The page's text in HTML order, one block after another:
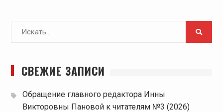
Поиск
СВЕЖИЕ ЗАПИСИ
Обращение главного редактора Инны
Викторовны Пановой к читателям №3 (2026)